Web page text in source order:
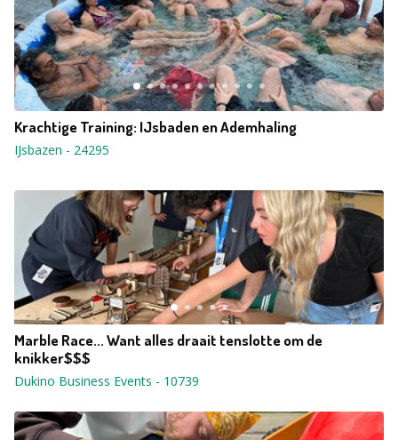
Krachtige Training: IJsbaden en Ademhaling
IJsbazen - 24295
Marble Race... Want alles draait tenslotte om de
knikker$$$
Dukino Business Events - 10739